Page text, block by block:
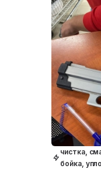
чистка,
бойка,